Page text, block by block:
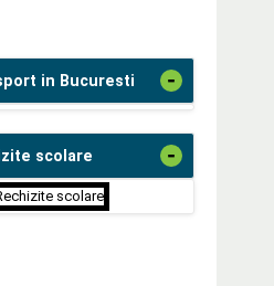
in Bucuresti -
scolare -